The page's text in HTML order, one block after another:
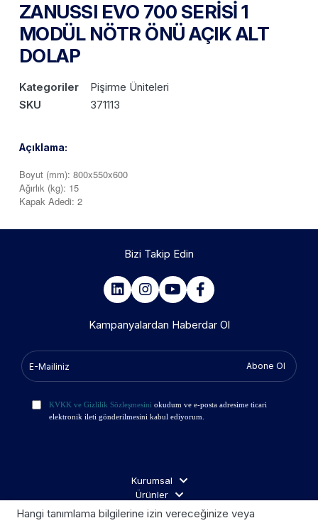
ZANUSSI EVO 700 SERİSİ 1
MODÜL NÖTR ÖNÜ AÇIK ALT
DOLAP
Kategoriler
Pişirme Üniteleri
SKU
371113
Açıklama:
Boyut (mm): 800x550x600
Ağırlık (kg): 15
Kapak Adedi: 2
Bizi Takip Edin
Kampanyalardan Haberdar Ol
Abone Ol
KVKK ve Gizlilik Sözleşmesini okudum ve e-posta adresime ticari
elektronik ileti gönderilmesini kabul ediyorum.
Kurumsal
Ürünler
İş Ortakları
Hangi tanımlama bilgilerine izin vereceğinize veya